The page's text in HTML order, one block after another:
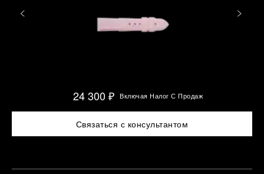
24 300 ₽ Включая Налог С Продаж
Связаться с консультантом